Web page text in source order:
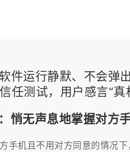
运行静默、不会弹
任测试，用户感言“真
悄无声息地掌握对方
机且不用对方同意的情况